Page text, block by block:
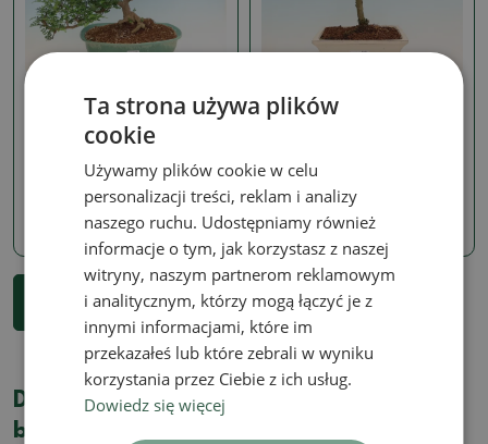
Zantoxylum piperitum -
1577-PB26-2744
1029.83 zł
Pokój bonsai - Podocarpus
SKU:1577-PB26-2741
158.61 zł
Pokaż więcej 18 produkty
Dlaczego warto kupić u nas domowe
bonsai?
Ta strona używa plików
cookie
Używamy plików cookie w celu
personalizacji treści, reklam i analizy
naszego ruchu. Udostępniamy również
informacje o tym, jak korzystasz z naszej
witryny, naszym partnerom reklamowym
i analitycznym, którzy mogą łączyć je z
innymi informacjami, które im
przekazałeś lub które zebrali w wyniku
korzystania przez Ciebie z ich usług.
Dowiedz się więcej